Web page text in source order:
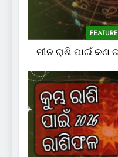
ମୀନ ରାଶି ପାଇଁ କଣ